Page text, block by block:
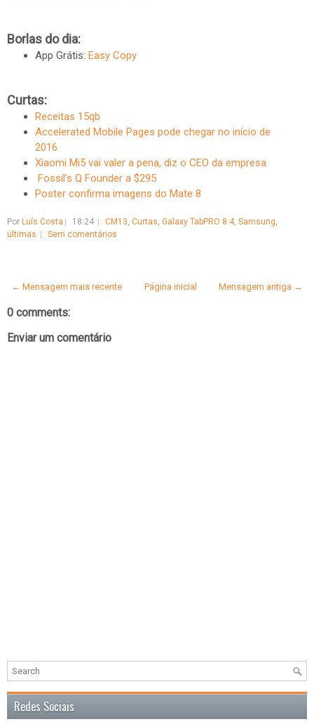
Borlas do dia:
App Grátis: Easy Copy
Curtas:
Receitas 15qb
Accelerated Mobile Pages pode chegar no início de
2016
Xiaomi Mi5 vai valer a pena, diz o CEO da empresa
Fossil’s Q Founder a $295
Poster confirma imagens do Mate 8
Por Luís Costa 18:24 CM13, Curtas, Galaxy TabPRO 8.4, Samsung,
últimas
Sem comentários
← Mensagem mais recente Mensagem antiga →
Página inicial
0 comments:
Enviar um comentário
Redes Sociais